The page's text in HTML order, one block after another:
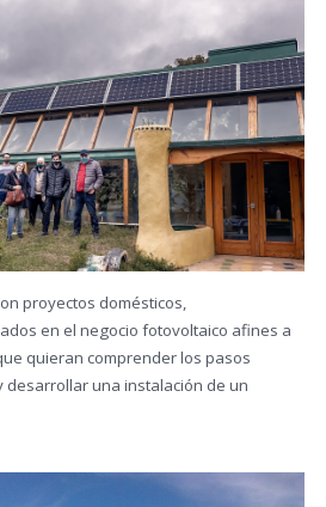
proyectos domésticos,
en el negocio fotovoltaico afines a
quieran comprender los pasos
una instalación de un